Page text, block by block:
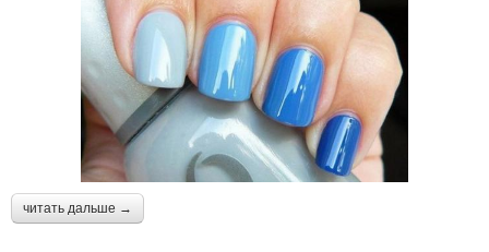
читать дальше →